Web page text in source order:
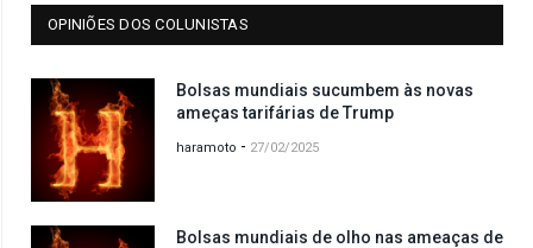
OPINIÕES DOS COLUNISTAS
Bolsas mundiais sucumbem às novas
ameças tarifárias de Trump
haramoto - 27/02/2025
Bolsas mundiais de olho nas ameaças de